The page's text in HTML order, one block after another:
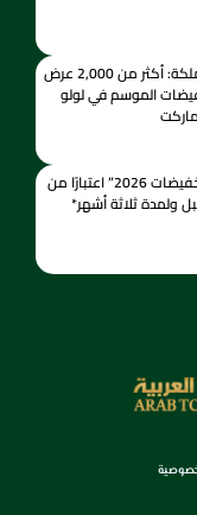
عاصفة الأسعار تجتاح المملكة: أكثر من 2,000 عرض
الموسم في لولو
التجارة” إطلاق موسم “تخفيضات 2026” اعتبارًا من
ثلاثة أشهر*